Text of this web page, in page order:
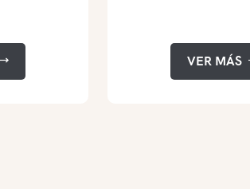
VER MÁS